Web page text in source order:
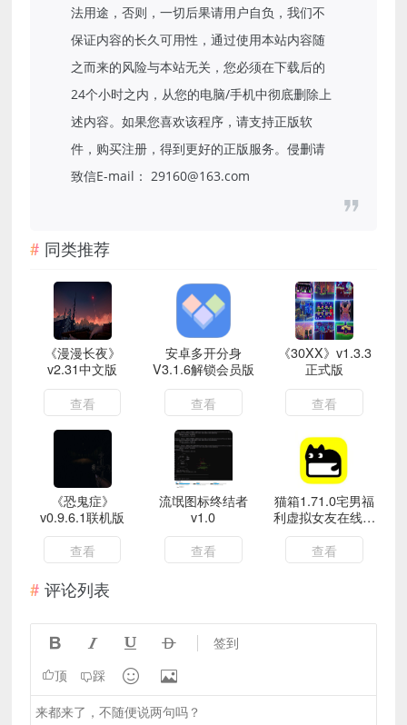
法用途，否则，一切后果请用户自负，我们不
保证内容的长久可用性，通过使用本站内容随
之而来的风险与本站无关，您必须在下载后的
24个小时之内，从您的电脑/手机中彻底删除上
述内容。如果您喜欢该程序，请支持正版软
件，购买注册，得到更好的正版服务。侵删请
致信E-mail： 29160@163.com
同类推荐
《漫漫长夜》
v2.31中文版
查看
安卓多开分身
V3.1.6解锁会员版
查看
《30XX》v1.3.3
正式版
查看
《恐鬼症》
v0.9.6.1联机版
查看
流氓图标终结者
v1.0
查看
猫箱1.71.0宅男福
利虚拟女友在线语
聊角色定制趣聊
查看
评论列表
    签到
顶 踩  